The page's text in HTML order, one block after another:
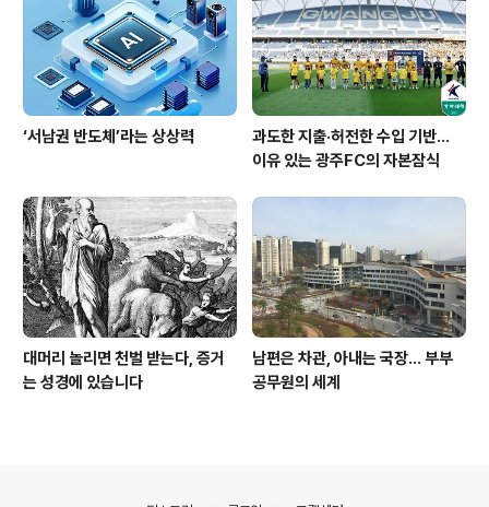
‘서남권 반도체’라는 상상력
과도한 지출·허전한 수입 기반…
이유 있는 광주FC의 자본잠식
대머리 놀리면 천벌 받는다, 증거
는 성경에 있습니다
남편은 차관, 아내는 국장... 부부
공무원의 세계